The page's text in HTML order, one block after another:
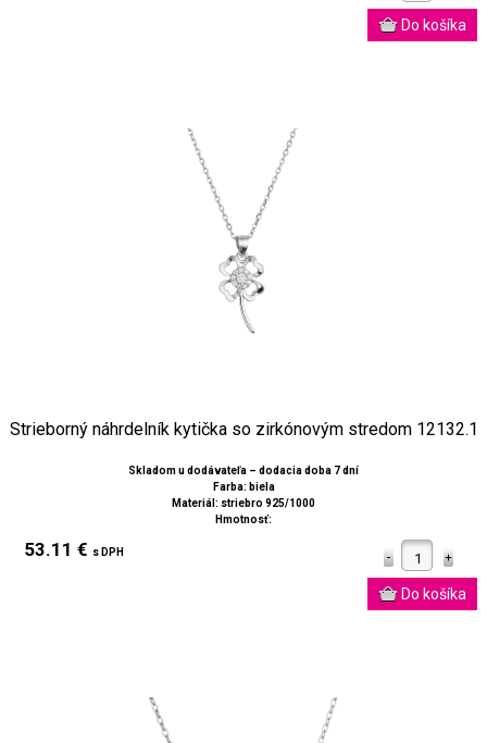
Strieborný náhrdelník kytička so zirkónovým stredom 12132.1
Skladom u dodávateľa – dodacia doba 7 dní
Farba: biela
Materiál: striebro 925/1000
Hmotnosť:
53.11 € s DPH